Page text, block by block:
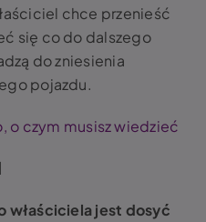
chce przenieść
się co do dalszego
do zniesienia
pojazdu.
o czym musisz wiedzieć
właściciela jest dosyć